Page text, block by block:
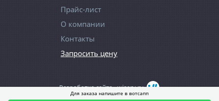
Для заказа напишите в вотсапп
Прайс-лист
О компании
Контакты
Запросить цену
Разработка сайта -wiserv.ru